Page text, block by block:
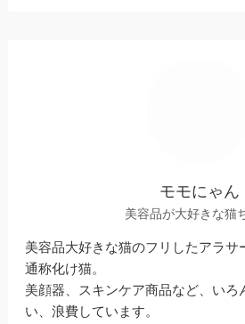
モモにゃん
美容品が大好きな猫
美容品大好きな猫のフリしたアラサ
通称化け猫。
美顔器、スキンケア商品など、いろ
い、浪費しています。